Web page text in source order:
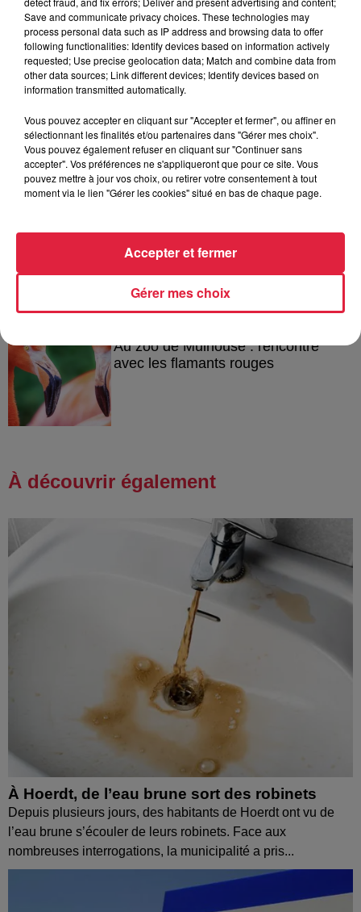
A lire aussi
6 août 2026
À Hoerdt, de l’eau brune sort des
robinets
Catherine Trautmann réagit
Au zoo de Mulhouse : rencontre
avec les flamants rouges
À découvrir également
À Hoerdt, de l’eau brune sort des robinets
Depuis plusieurs jours, des habitants de Hoerdt ont vu de
l’eau brune s’écouler de leurs robinets. Face aux
nombreuses interrogations, la municipalité a pris...
Save and communicate privacy choices. These technologies may
process personal data such as IP address and browsing data to offer
following functionalities: Identify devices based on information actively
requested; Use precise geolocation data; Match and combine data from
other data sources; Link different devices; Identify devices based on
information transmitted automatically.
Vous pouvez accepter en cliquant sur "Accepter et fermer", ou affiner en
sélectionnant les finalités et/ou partenaires dans "Gérer mes choix".
Vous pouvez également refuser en cliquant sur "Continuer sans
accepter". Vos préférences ne s'appliqueront que pour ce site. Vous
pouvez mettre à jour vos choix, ou retirer votre consentement à tout
moment via le lien "Gérer les cookies" situé en bas de chaque page.
Gérer mes choix
Accepter et fermer